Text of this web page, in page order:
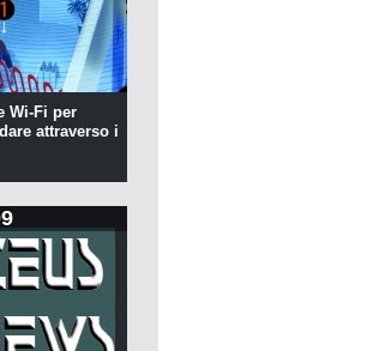
Wi-Fi per
attraverso i